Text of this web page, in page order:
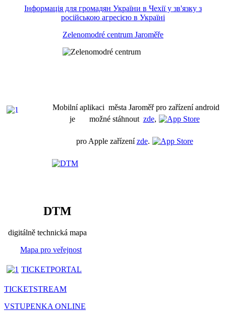
Інформація для громадян України в Чехії у зв'язку з
російською агресією в Україні
Zelenomodré centrum Jaroměře
Mobilní aplikaci města Jaroměř pro zařízení android
je možné stáhnout zde,
pro Apple zařízenízde.
DTM
digitálně technická mapa
Mapa pro veřejnost
TICKETPORTAL
TICKETSTREAM
VSTUPENKA ONLINE